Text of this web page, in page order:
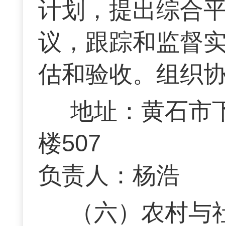
计划，提出综合
议，跟踪和监督
估和验收。组织
地址：黄石市
楼507 联
负责人：杨浩
（六）农村